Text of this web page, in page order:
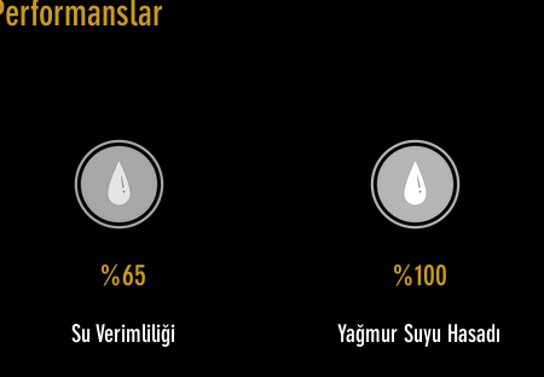
%65
Su Verimliliği
%100
Yağmur Suyu Hasadı